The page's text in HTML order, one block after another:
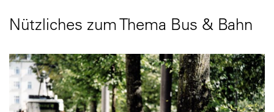
Nützliches zum Thema Bus & Bahn